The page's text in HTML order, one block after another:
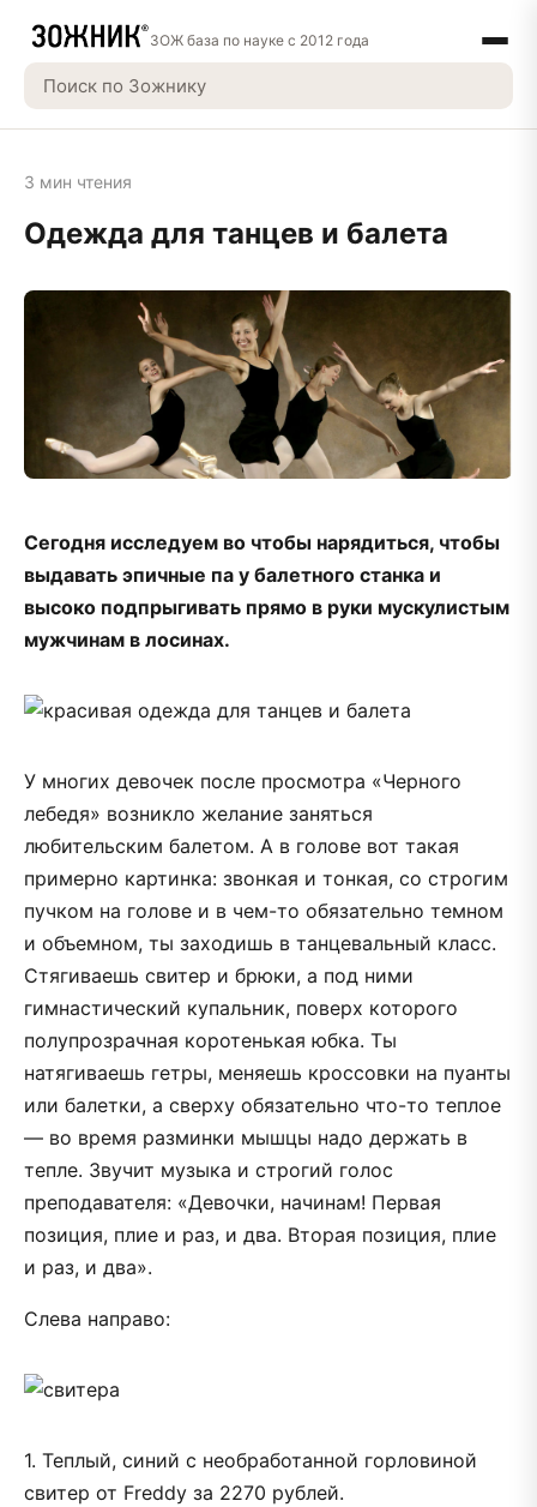
ЗОЖ база по науке с 2012 года
3 мин чтения
Одежда для танцев и балета
Сегодня исследуем во чтобы нарядиться, чтобы
выдавать эпичные па у балетного станка и
высоко подпрыгивать прямо в руки мускулистым
мужчинам в лосинах.
У многих девочек после просмотра «Черного
лебедя» возникло желание заняться
любительским балетом. А в голове вот такая
примерно картинка: звонкая и тонкая, со строгим
пучком на голове и в чем-то обязательно темном
и объемном, ты заходишь в танцевальный класс.
Стягиваешь свитер и брюки, а под ними
гимнастический купальник, поверх которого
полупрозрачная коротенькая юбка. Ты
натягиваешь гетры, меняешь кроссовки на пуанты
или балетки, а сверху обязательно что-то теплое
— во время разминки мышцы надо держать в
тепле. Звучит музыка и строгий голос
преподавателя: «Девочки, начинам! Первая
позиция, плие и раз, и два. Вторая позиция, плие
и раз, и два».
Слева направо:
1. Теплый, синий с необработанной горловиной
свитер от Freddy за 2270 рублей.